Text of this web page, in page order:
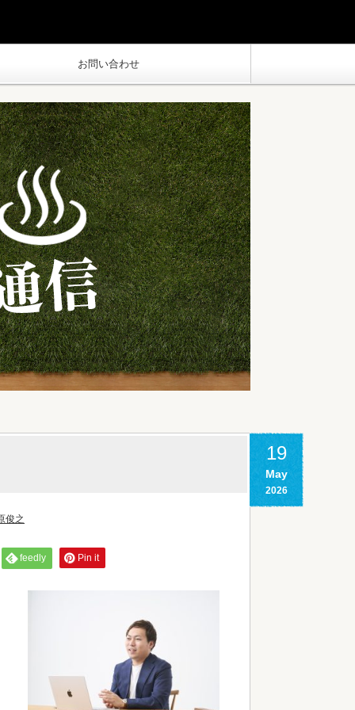
お問い合わせ
19
May
2026
俊之
feedly Pin it